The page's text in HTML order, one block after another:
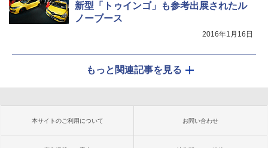
新型「トゥインゴ」も参考出展されたル
ノーブース
2016年1月16日
もっと関連記事を見る
本サイトのご利用について お問い合わせ